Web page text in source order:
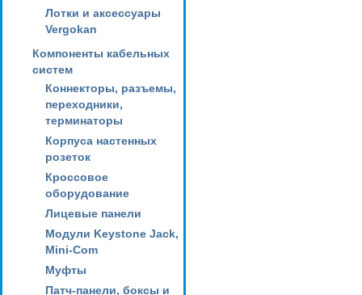
Лотки и аксессуары
Vergokan
Компоненты кабельных
систем
Коннекторы, разъемы,
переходники,
терминаторы
Корпуса настенных
розеток
Кроссовое
оборудование
Лицевые панели
Модули Keystone Jack,
Mini-Com
Муфты
Патч-панели, боксы и